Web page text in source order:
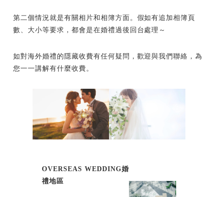
第二個情況就是有關相片和相簿方面。假如有追加相簿頁
數、大小等要求，都會是在婚禮過後回台處理～
如對海外婚禮的隱藏收費有任何疑問，歡迎與我們聯絡，為
您一一講解有什麼收費。
OVERSEAS WEDDING婚
禮地區